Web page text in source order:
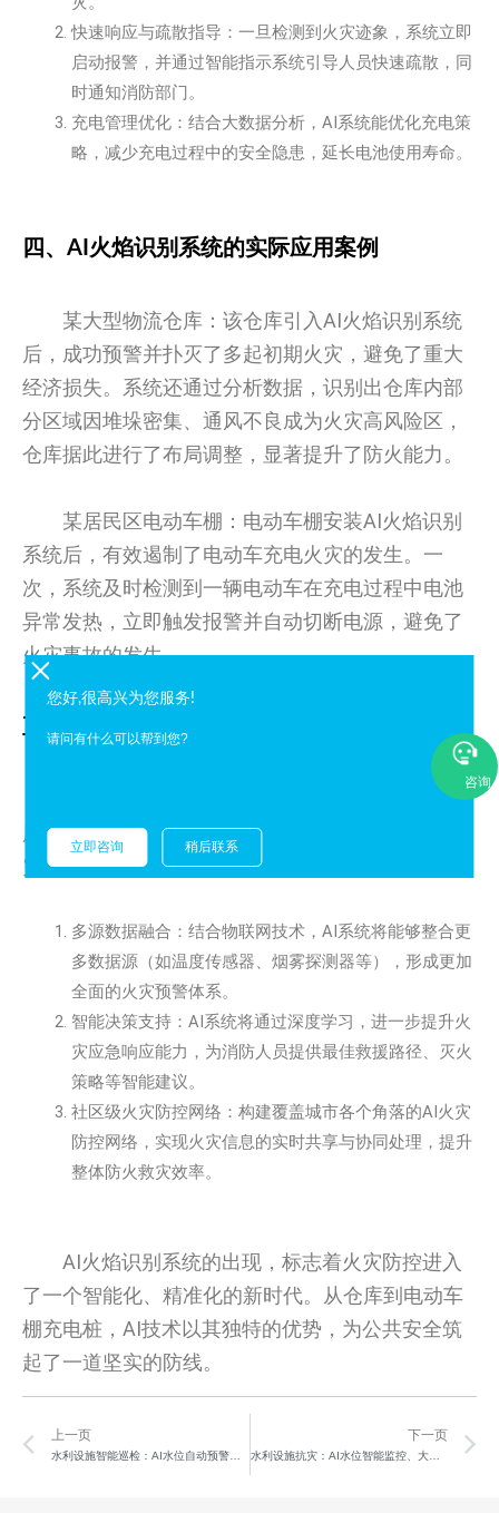
快速响应与疏散指导：一旦检测到火灾迹象，系统立即
启动报警，并通过智能指示系统引导人员快速疏散，同
时通知消防部门。
充电管理优化：结合大数据分析，AI系统能优化充电策
略，减少充电过程中的安全隐患，延长电池使用寿命。
四、AI火焰识别系统的实际应用案例
某大型物流仓库：该仓库引入AI火焰识别系统
后，成功预警并扑灭了多起初期火灾，避免了重大
经济损失。系统还通过分析数据，识别出仓库内部
分区域因堆垛密集、通风不良成为火灾高风险区，
仓库据此进行了布局调整，显著提升了防火能力。
某居民区电动车棚：电动车棚安装AI火焰识别
系统后，有效遏制了电动车充电火灾的发生。一
次，系统及时检测到一辆电动车在充电过程中电池
异常发热，立即触发报警并自动切断电源，避免了
火灾事故的发生。
五、AI技术在火灾防控中的深化应用
AI火焰识别系统作为火灾防控的新利器，其应
用前景广阔。未来，随着技术的不断进步，AI在火
灾防控领域将实现更深层次的应用：
多源数据融合：结合物联网技术，AI系统将能够整合更
多数据源（如温度传感器、烟雾探测器等），形成更加
全面的火灾预警体系。
智能决策支持：AI系统将通过深度学习，进一步提升火
灾应急响应能力，为消防人员提供最佳救援路径、灭火
策略等智能建议。
社区级火灾防控网络：构建覆盖城市各个角落的AI火灾
防控网络，实现火灾信息的实时共享与协同处理，提升
整体防火救灾效率。
AI火焰识别系统的出现，标志着火灾防控进入
了一个智能化、精准化的新时代。从仓库到电动车
棚充电桩，AI技术以其独特的优势，为公共安全筑
起了一道坚实的防线。
Prev
上一页 下一页
水利设施抗灾：AI水位智能监控、大坝洪防预警系统
您好,很高兴为您服务!
请问有什么可以帮到您?
立即咨询 稍后联系
咨询